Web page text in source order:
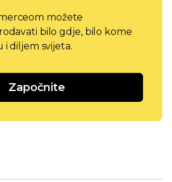
možete
bilo gdje, bilo kome
diljem svijeta.
Započnite